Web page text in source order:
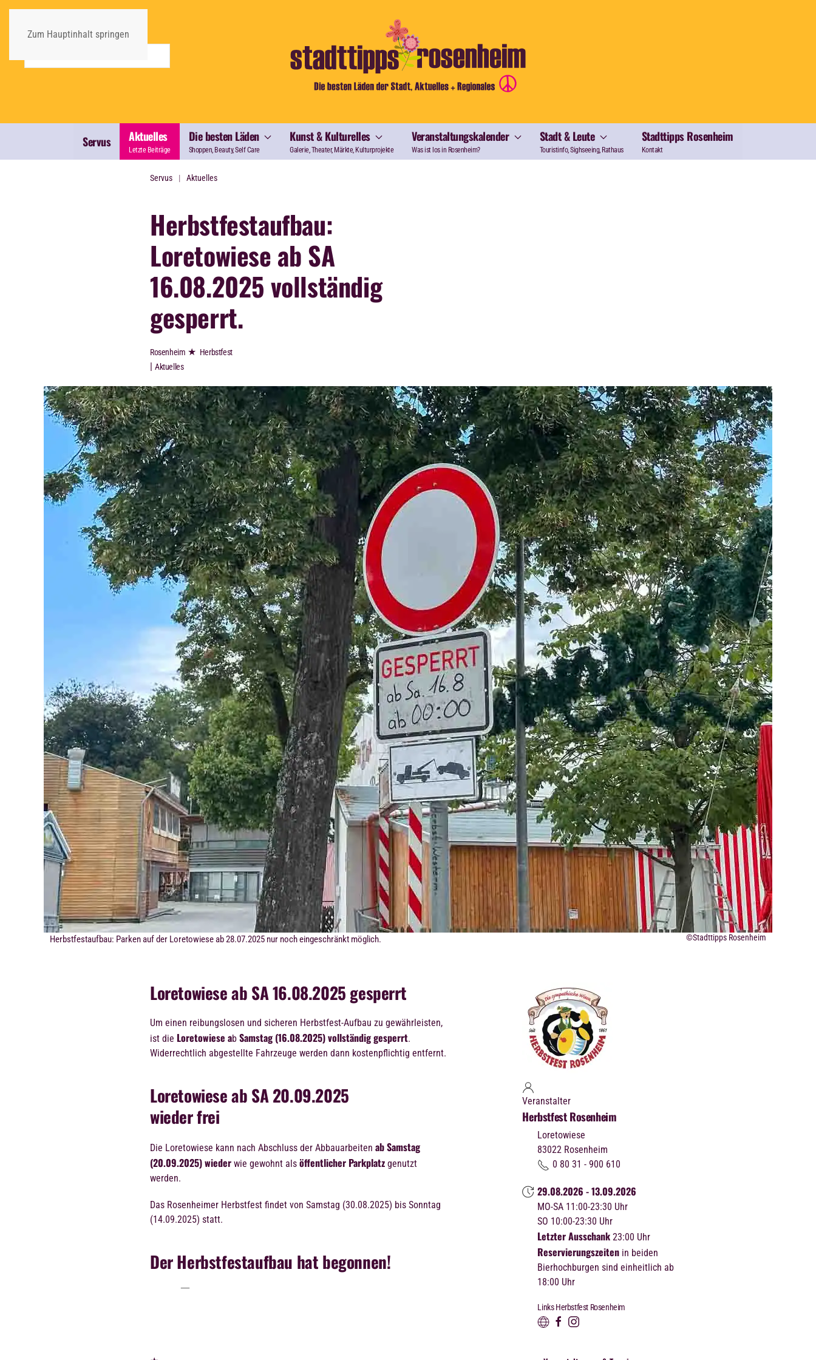
Zum Hauptinhalt springen
Servus Aktuelles
Letzte Beiträge
Die besten Läden
Shoppen, Beauty, Self Care
Kunst & Kulturelles
Galerie, Theater, Märkte, Kulturprojekte
Veranstaltungskalender
Was ist los in Rosenheim?
Stadt & Leute
Touristinfo, Sighseeing, Rathaus
Stadttipps Rosenheim
Kontakt
Servus Aktuelles
Herbstfestaufbau:
Loretowiese ab SA
16.08.2025 vollständig
gesperrt.
Rosenheim ★ Herbstfest
| Aktuelles
Herbstfestaufbau: Parken auf der Loretowiese ab 28.07.2025 nur noch eingeschränkt möglich. ©Stadttipps Rosenheim
Loretowiese ab SA 16.08.2025 gesperrt
Um einen reibungslosen und sicheren Herbstfest-Aufbau zu gewährleisten,
ist die Loretowiese ab Samstag (16.08.2025)vollständig gesperrt.
Widerrechtlich abgestellte Fahrzeuge werden dann kostenpflichtig entfernt.
Loretowiese ab SA 20.09.2025
wieder frei
Die Loretowiese kann nach Abschluss der Abbauarbeiten ab Samstag
(20.09.2025) wieder wie gewohnt als öffentlicher Parkplatz genutzt
werden.
Das Rosenheimer Herbstfest findet von Samstag (30.08.2025) bis Sonntag
(14.09.2025) statt.
Der Herbstfestaufbau hat begonnen!
Veranstalter
Herbstfest Rosenheim
Loretowiese
83022 Rosenheim
0 80 31 - 900 610
29.08.2026 - 13.09.2026
MO-SA 11:00-23:30 Uhr
SO 10:00-23:30 Uhr
Letzter Ausschank 23:00 Uhr
Reservierungszeiten in beiden
Bierhochburgen sind einheitlich ab
18:00 Uhr
Links Herbstfest Rosenheim